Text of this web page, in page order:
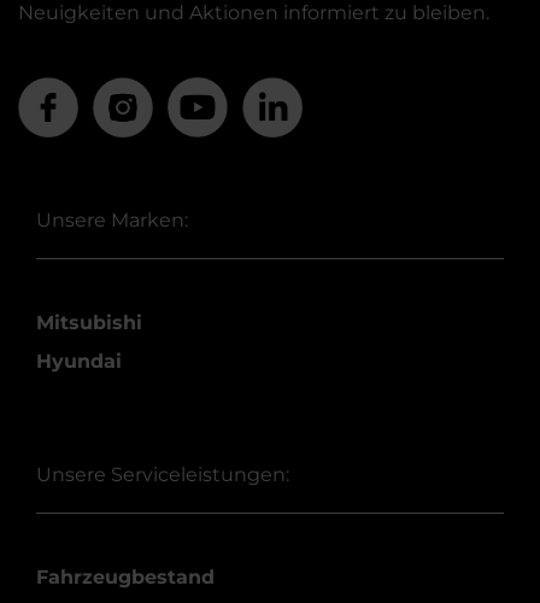
Neuigkeiten und Aktionen informiert zu bleiben.
Unsere Marken:
Mitsubishi
Hyundai
Unsere Serviceleistungen:
Fahrzeugbestand